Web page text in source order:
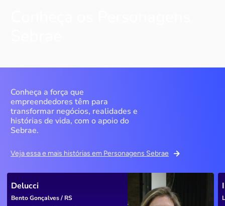
Conheça a força que
empreendedores têm para
transformar negócios, realidades e
histórias de vida, com o apoio do
Sebrae.
Veja essa e mais histórias em Personagens Sebrae
Delucci
Bento Gonçalves / RS